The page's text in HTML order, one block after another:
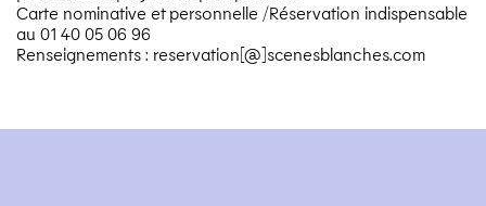
Carte nominative et personnelle /​Réservation indispensable
au 01 40 05 06 96
Renseignements : reservation[@]scenesblanches.com